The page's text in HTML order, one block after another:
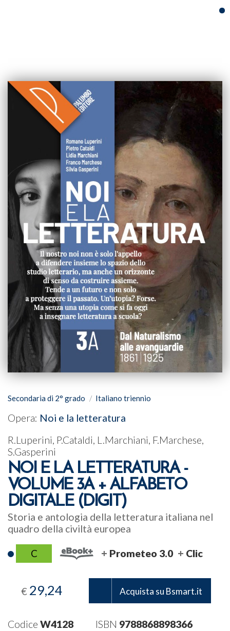
Secondaria di 2° grado Italiano triennio
Opera: Noi e la letteratura
R.Luperini, P.Cataldi, L.Marchiani, F.Marchese,
S.Gasperini
NOI E LA LETTERATURA -
VOLUME 3A + ALFABETO
DIGITALE (DIGIT)
Storia e antologia della letteratura italiana nel
quadro della civiltà europea
C Prometeo 3.0 Clic
€ 29,24 Acquista su Bsmart.it
Codice W4128 ISBN 9788868898366